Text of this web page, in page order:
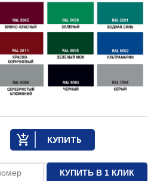
КУПИТЬ